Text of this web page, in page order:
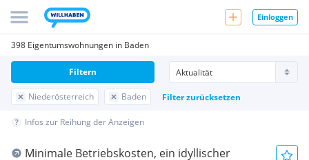
Einloggen
398 Eigentumswohnungen in Baden
Niederösterreich Baden Filter zurücksetzen
Filtern
Infos zur Reihung der Anzeigen
Minimale Betriebskosten, ein idyllischer